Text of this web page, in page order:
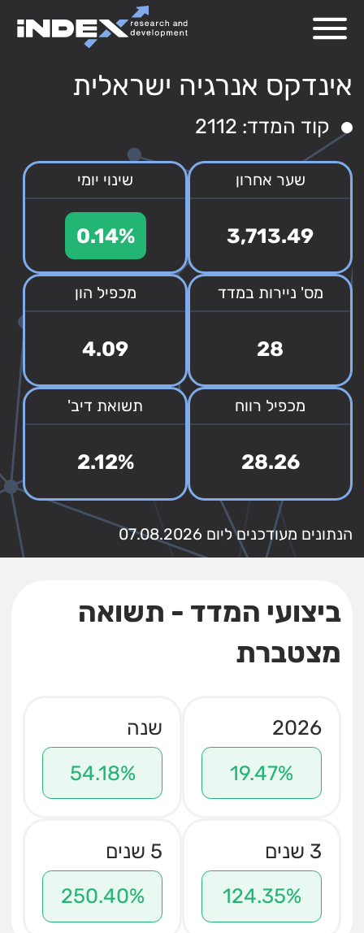
אינדקס אנרגיה ישראלית
קוד המדד: 2112
שער אחרון
3,713.49
שינוי יומי
0.14%
מס' ניירות במדד
28
מכפיל הון
4.09
מכפיל רווח
28.26
תשואת דיב'
2.12%
הנתונים מעודכנים ליום 07.08.2026
ביצועי המדד - תשואה
מצטברת
2026
19.47%
שנה
54.18%
3 שנים
124.35%
5 שנים
250.40%